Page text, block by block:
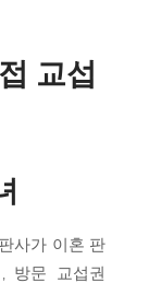
교섭
사가 이혼 판
방문 교섭권